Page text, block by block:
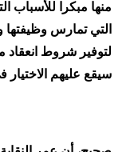
منها مبكرا للأسباب
التي تمارس
لتوفير شروط انعقاد
سيقع عليهم